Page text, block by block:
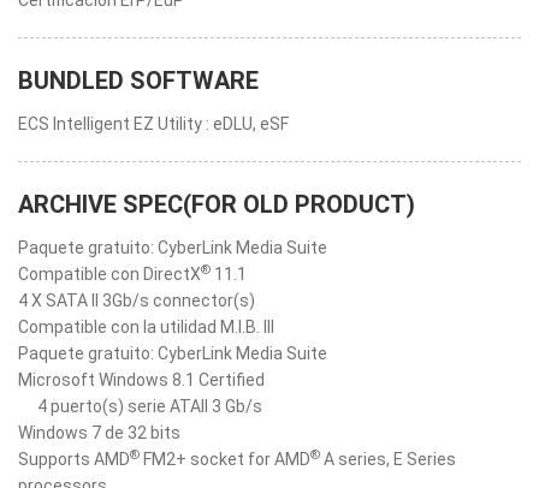
BUNDLED SOFTWARE
ECS Intelligent EZ Utility : eDLU, eSF
ARCHIVE SPEC(FOR OLD PRODUCT)
Paquete gratuito: CyberLink Media Suite
Compatible con DirectX® 11.1
4 X SATA II 3Gb/s connector(s)
Compatible con la utilidad M.I.B. III
Paquete gratuito: CyberLink Media Suite
Microsoft Windows 8.1 Certified
4 puerto(s) serie ATAII 3 Gb/s
Windows 7 de 32 bits
Supports AMD® FM2+ socket for AMD® A series, E Series